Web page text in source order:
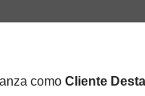
como Cliente